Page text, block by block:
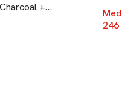
+
246